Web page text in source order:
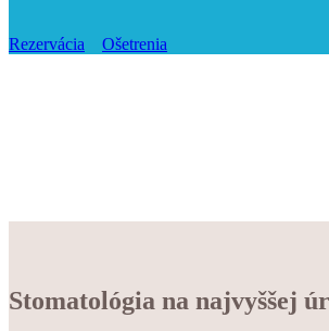
Rezervácia Ošetrenia
Stomatológia na najvyššej